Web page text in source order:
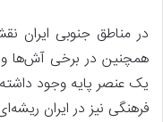
در مناطق جنوبی ایران
همچنین در برخی آش‌ها و
یک عنصر پایه وجود
فرهنگی نیز در ایران